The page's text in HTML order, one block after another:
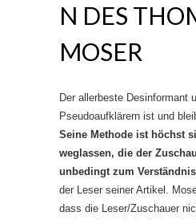
N DES
MOSER
Der allerbeste Desinformant
Pseudoaufklärern ist und
Seine Methode ist höchst
weglassen, die der
unbedingt zum
der Leser seiner Artikel.
dass die Leser/Zuschauer